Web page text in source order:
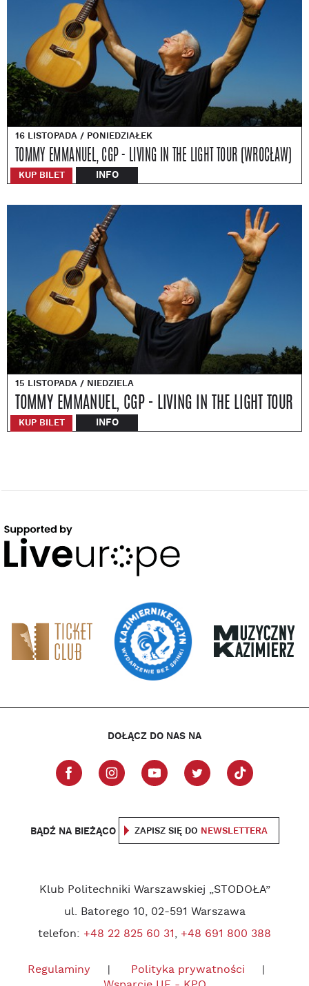
16 LISTOPADA / PONIEDZIAŁEK
TOMMY EMMANUEL, CGP - LIVING IN THE LIGHT TOUR (WROCŁAW)
KUP BILET INFO
15 LISTOPADA / NIEDZIELA
TOMMY EMMANUEL, CGP - LIVING IN THE LIGHT TOUR
KUP BILET INFO
DOŁĄCZ DO NAS NA
BĄDŹ NA BIEŻĄCO ZAPISZ SIĘ DO NEWSLETTERA
Klub Politechniki Warszawskiej „STODOŁA”
ul. Batorego 10, 02-591 Warszawa
telefon: +48 22 825 60 31, +48 691 800 388
Regulaminy
Polityka prywatności